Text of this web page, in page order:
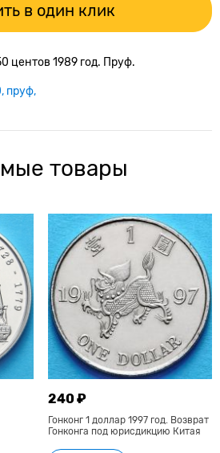
в один клик
центов 1989 год. Пруф.
пруф
товары
240 ₽
Гонконг 1 доллар 1997 год. Возврат
Гонконга под юрисдикцию Китая